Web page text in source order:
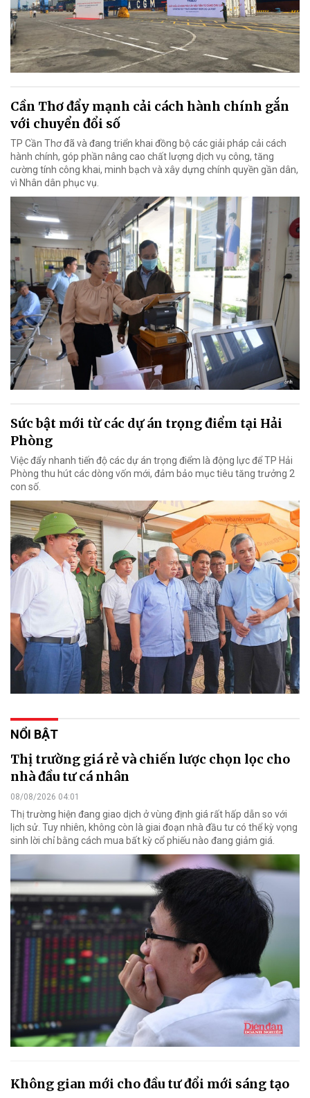
Cần Thơ đẩy mạnh cải cách hành chính gắn
với chuyển đổi số
TP Cần Thơ đã và đang triển khai đồng bộ các giải pháp cải cách
hành chính, góp phần nâng cao chất lượng dịch vụ công, tăng
cường tính công khai, minh bạch và xây dựng chính quyền gần dân,
vì Nhân dân phục vụ.
Sức bật mới từ các dự án trọng điểm tại Hải
Phòng
Việc đẩy nhanh tiến độ các dự án trọng điểm là động lực để TP Hải
Phòng thu hút các dòng vốn mới, đảm bảo mục tiêu tăng trưởng 2
con số.
NỔI BẬT
Thị trường giá rẻ và chiến lược chọn lọc cho
nhà đầu tư cá nhân
08/08/2026 04:01
Thị trường hiện đang giao dịch ở vùng định giá rất hấp dẫn so với
lịch sử. Tuy nhiên, không còn là giai đoạn nhà đầu tư có thể kỳ vọng
sinh lời chỉ bằng cách mua bất kỳ cổ phiếu nào đang giảm giá.
Không gian mới cho đầu tư đổi mới sáng tạo